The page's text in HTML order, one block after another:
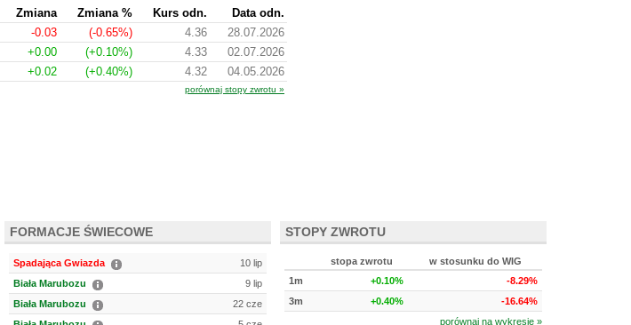
Zmiana Zmiana % Kurs odn.
Data odn.
-0.03 (-0.65%) 4.36
28.07.2026
+0.00 (+0.10%) 4.33
02.07.2026
+0.02 (+0.40%) 4.32 04.05.2026
porównaj stopy zwrotu »
FORMACJE ŚWIECOWE
Spadająca Gwiazda
10 lip
Biała Marubozu
9 lip
Biała Marubozu
22 cze
STOPY ZWROTU
stopa zwrotu
w stosunku do WIG
1m
+0.10%
-8.29%
3m
+0.40%
-16.64%
porównaj na wykresie »